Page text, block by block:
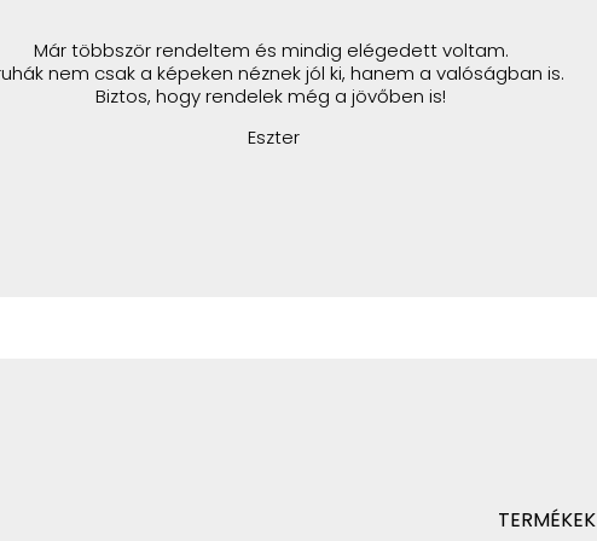
Már többször rendeltem és mindig elégedett voltam.
nem csak a képeken néznek jól ki, hanem a valóságban is.
Biztos, hogy rendelek még a jövőben is!
Eszter
TERMÉKEK